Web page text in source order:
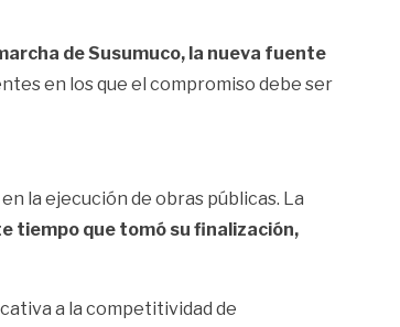
de Susumuco, la nueva fuente
en los que el compromiso debe ser
la ejecución de obras públicas. La
tiempo que tomó su finalización,
a la competitividad de